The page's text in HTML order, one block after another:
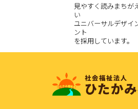
見やすく読みまちが
い
ユニバーサルデザイ
ント
を採用しています。